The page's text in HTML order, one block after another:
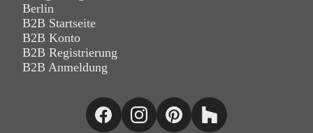
Berlin
B2B Startseite
B2B Konto
B2B Registrierung
B2B Anmeldung